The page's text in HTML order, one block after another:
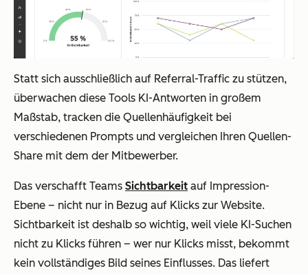
Statt sich ausschließlich auf Referral-Traffic zu stützen,
überwachen diese Tools KI-Antworten in großem
Maßstab, tracken die Quellenhäufigkeit bei
verschiedenen Prompts und vergleichen Ihren Quellen-
Share mit dem der Mitbewerber.
Das verschafft Teams Sichtbarkeit auf Impression-
Ebene – nicht nur in Bezug auf Klicks zur Website.
Sichtbarkeit ist deshalb so wichtig, weil viele KI-Suchen
nicht zu Klicks führen – wer nur Klicks misst, bekommt
kein vollständiges Bild seines Einflusses. Das liefert